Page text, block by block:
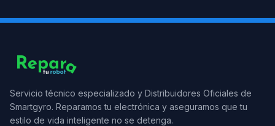
Servicio técnico especializado y Distribuidores Oficiales de
Smartgyro. Reparamos tu electrónica y aseguramos que tu
estilo de vida inteligente no se detenga.